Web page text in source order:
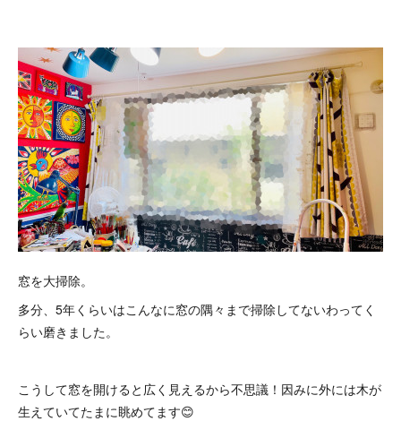
窓を大掃除。
多分、5年くらいはこんなに窓の隅々まで掃除してないわってく
らい磨きました。
こうして窓を開けると広く見えるから不思議！因みに外には木が
生えていてたまに眺めてます😊